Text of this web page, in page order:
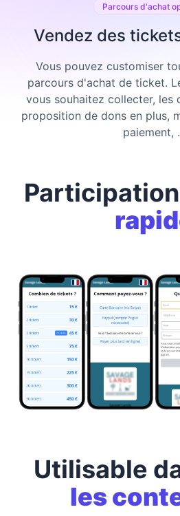
Parcours d'achat
Vendez des
Vous pouvez customiser
parcours d'achat de ticket.
vous souhaitez collecter, les
proposition de dons en plus,
paiement,
Participation
Utilisable
les